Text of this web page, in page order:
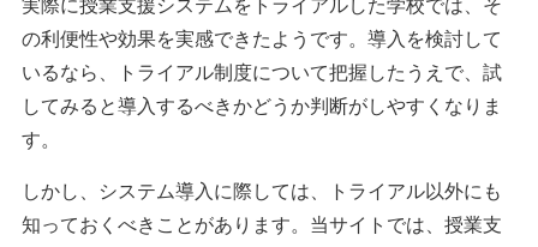
実際に授業支援システムをトライアルした学校では、そ
の利便性や効果を実感できたようです。導入を検討して
いるなら、トライアル制度について把握したうえで、試
してみると導入するべきかどうか判断がしやすくなりま
す。
しかし、システム導入に際しては、トライアル以外にも
知っておくべきことがあります。当サイトでは、授業支